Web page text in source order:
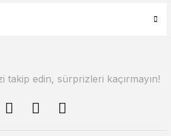
takip edin, sürprizleri kaçırmayın!